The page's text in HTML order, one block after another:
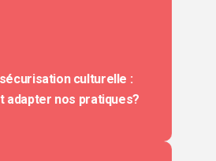
culturelle :
adapter nos pratiques?